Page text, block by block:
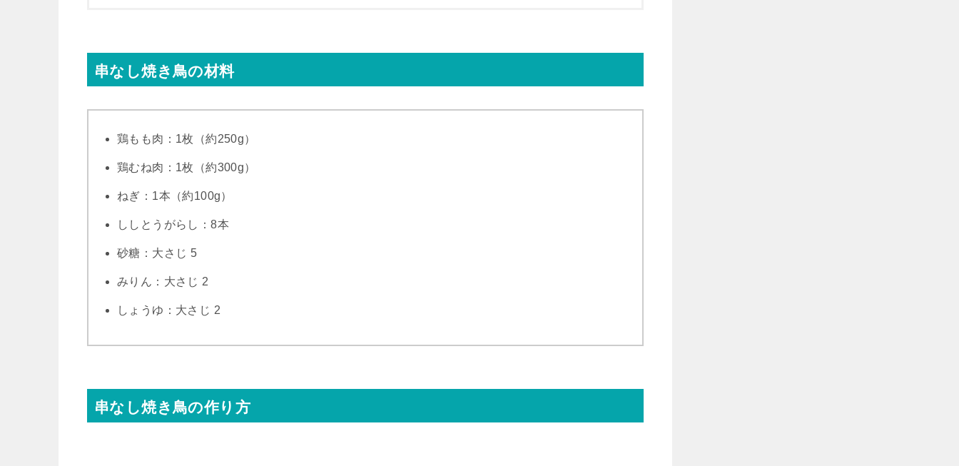
串なし焼き鳥の材料
鶏もも肉：1枚（約250g）
鶏むね肉：1枚（約300g）
ねぎ：1本（約100g）
ししとうがらし：8本
砂糖：大さじ 5
みりん：大さじ 2
しょうゆ：大さじ 2
串なし焼き鳥の作り方